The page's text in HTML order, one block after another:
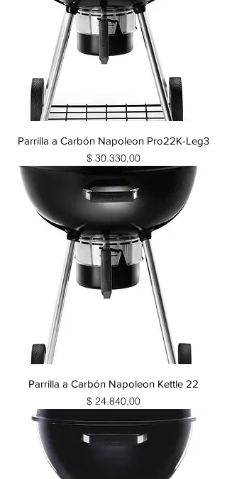
Parrilla a Carbón Napoleon Pro22K-Leg3
Precio
$ 30.330,00
Parrilla a Carbón Napoleon Kettle 22
Precio
$ 24.840,00